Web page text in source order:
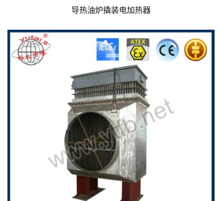
导热油炉撬装电加热器